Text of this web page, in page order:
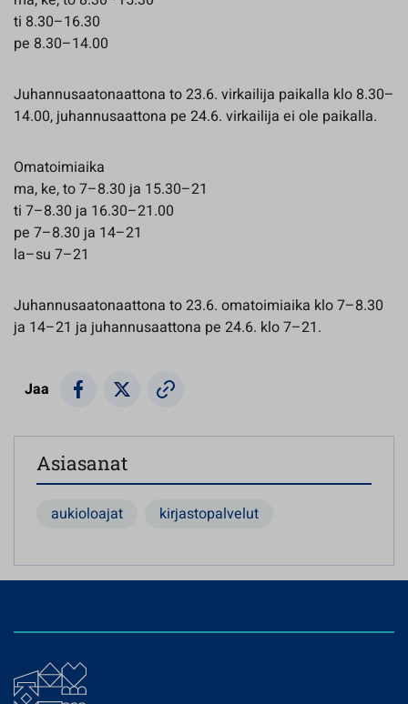
ti 8.30–16.30
pe 8.30–14.00
Juhannusaatonaattona to 23.6. virkailija paikalla klo 8.30–
14.00, juhannusaattona pe 24.6. virkailija ei ole paikalla.
Omatoimiaika
ma, ke, to 7–8.30 ja 15.30–21
ti 7–8.30 ja 16.30–21.00
pe 7–8.30 ja 14–21
la–su 7–21
Juhannusaatonaattona to 23.6. omatoimiaika klo 7–8.30
ja 14–21 ja juhannusaattona pe 24.6. klo 7–21.
Jaa
Asiasanat
aukioloajat kirjastopalvelut